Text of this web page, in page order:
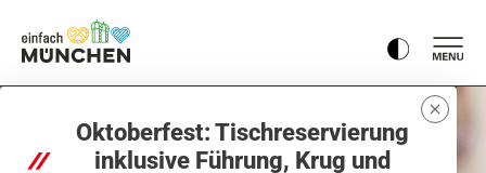
Oktoberfest: Tischreservierung
inklusive Führung, Krug und